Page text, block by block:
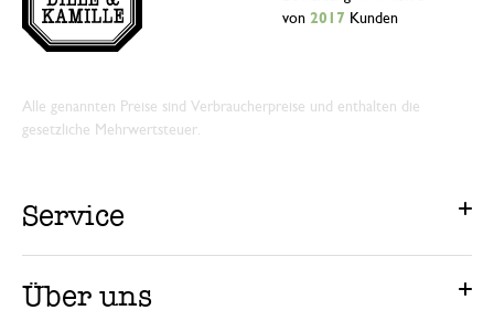
von 2017 Kunden
Alle genannten Preise sind Verbraucherpreise und enthalten die
gesetzliche Mehrwertsteuer.
Service
Über uns